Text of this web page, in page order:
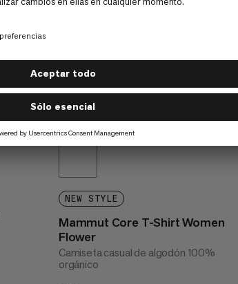
NEW STYLE
Mammut Core T-Shirt Women
Flower
Camiseta casual de algodón 100%
orgánico